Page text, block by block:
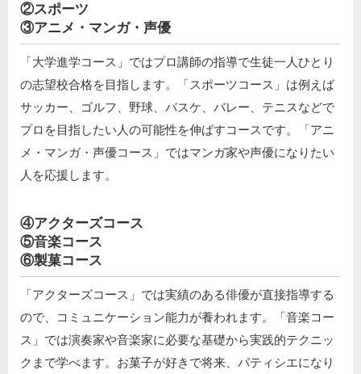
②スポーツ
③アニメ・マンガ・声優
「大学進学コース」ではプロ講師の指導で生徒一人ひとり
の志望校合格を目指します。「スポーツコース」は例えば
サッカー、ゴルフ、野球、バスケ、バレー、テニスなどで
プロを目指したい人の可能性を伸ばすコースです。「アニ
メ・マンガ・声優コース」ではマンガ家や声優になりたい
人を応援します。
④アクターズコース
⑤音楽コース
⑥製菓コース
「アクターズコース」では実績のある俳優が直接指導する
ので、コミュニケーション能力が養われます。「音楽コー
ス」では演奏家や音楽家に必要な基礎から実践的テクニッ
クまで学べます。お菓子が好きで将来、パティシエになり